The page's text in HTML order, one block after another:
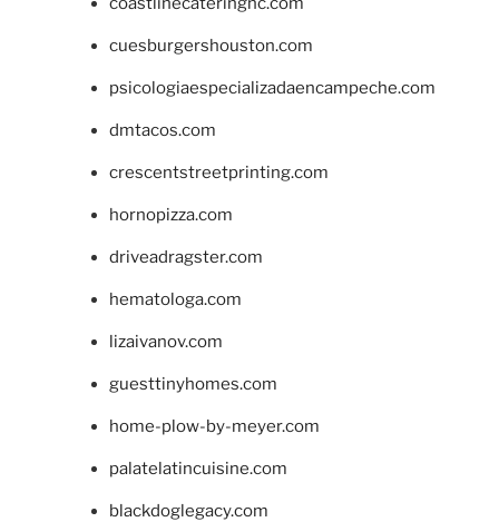
cuesburgershouston.com
psicologiaespecializadaencampeche.com
dmtacos.com
crescentstreetprinting.com
hornopizza.com
driveadragster.com
hematologa.com
lizaivanov.com
guesttinyhomes.com
home-plow-by-meyer.com
palatelatincuisine.com
blackdoglegacy.com